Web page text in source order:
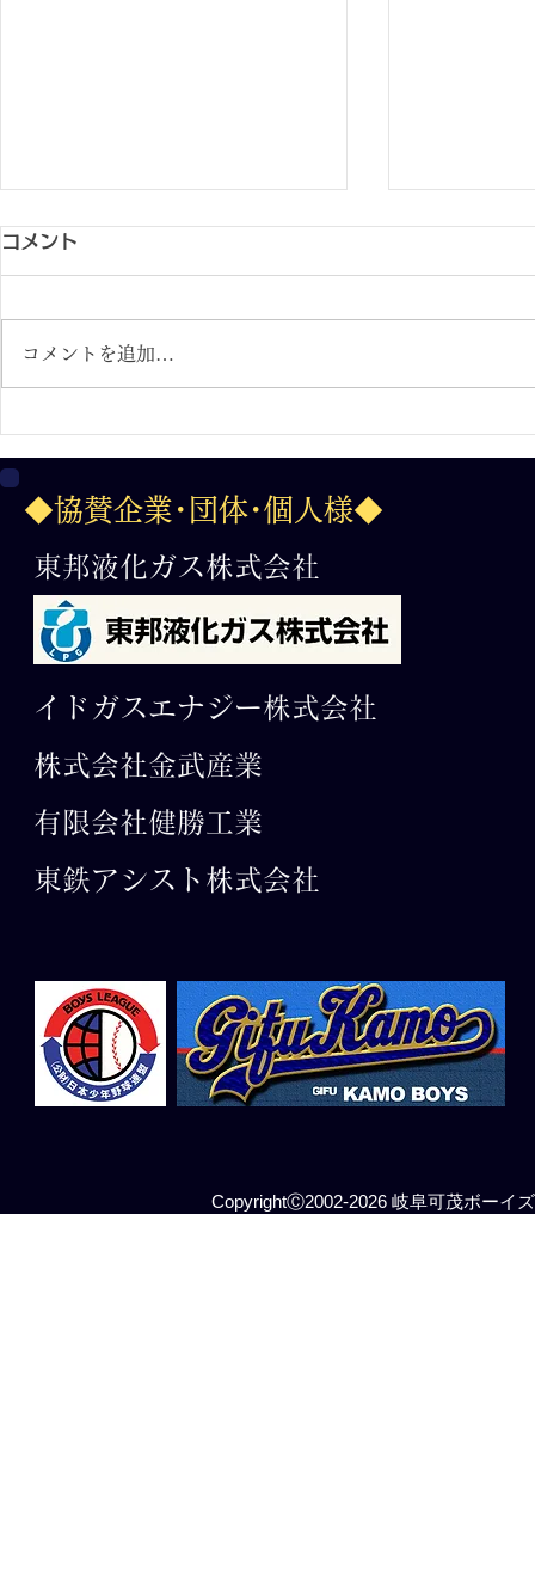
２０２６.７.３１フィットイ
球 全国選抜岐阜大会
2026.7.12
コメント
コメントを追加…
CopyrightⒸ2002-2026 岐阜可茂ボーイ
◆協賛企業･団体･個人様◆
東邦液化ガス株式会社
イドガスエナジー株式会社
株式会社金武産業
有限会社​健勝工業
東鉄アシスト株式会社